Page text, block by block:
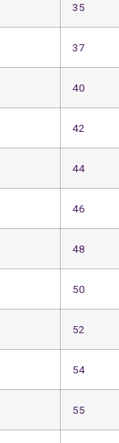
35
37
40
42
44
46
48
50
52
54
55